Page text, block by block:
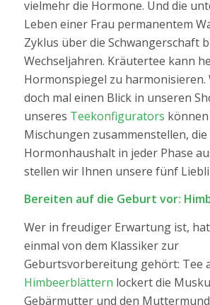
vielmehr die Hormone. Und die
Leben einer Frau permanentem
Zyklus über die Schwangerschaft
Wechseljahren. Kräutertee kann
Hormonspiegel zu harmonisieren.
doch mal einen Blick in unseren
unseres Teekonfigurators können
Mischungen zusammenstellen,
Hormonhaushalt in jeder Phase
stellen wir Ihnen unsere fünf
Bereiten auf die Geburt vor:
Wer in freudiger Erwartung ist,
einmal von dem Klassiker zur
Geburtsvorbereitung gehört: Tee
Himbeerblättern lockert die
Gebärmutter und den